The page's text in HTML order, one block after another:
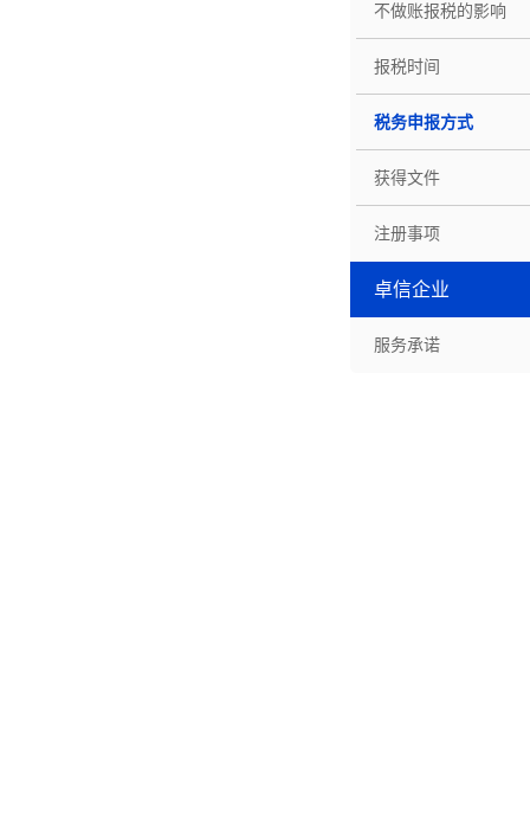
不做账报税的影响
报税时间
税务申报方式
获得文件
注册事项
卓信企业
服务承诺